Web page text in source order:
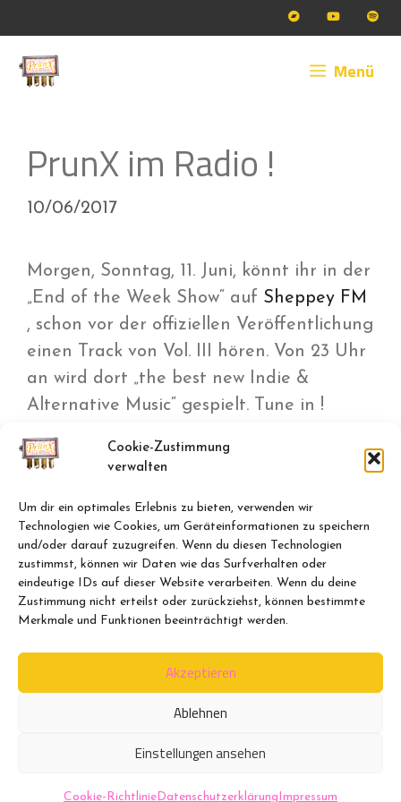
Cookie-Zustimmung
verwalten
Um dir ein optimales Erlebnis zu bieten, verwenden wir
Technologien wie Cookies, um Geräteinformationen zu speichern
und/oder darauf zuzugreifen. Wenn du diesen Technologien
zustimmst, können wir Daten wie das Surfverhalten oder
eindeutige IDs auf dieser Website verarbeiten. Wenn du deine
Zustimmung nicht erteilst oder zurückziehst, können bestimmte
Merkmale und Funktionen beeinträchtigt werden.
Akzeptieren
Ablehnen
Einstellungen ansehen
Cookie-RichtlinieDatenschutzerklärungImpressum
Inhalt
springen
Menü
PrunX im Radio !
10/06/2017
Morgen, Sonntag, 11. Juni, könnt ihr in der
„End of the Week Show“ auf Sheppey FM
, schon vor der offiziellen Veröffentlichung
einen Track von Vol. III hören. Von 23 Uhr
an wird dort „the best new Indie &
Alternative Music“ gespielt. Tune in !
Am Mittwoch, 14. Juni, sind wir dann auf
13 Uhr zu hören. „Two hours of music with
no waffle“
Wem das noch immer nicht genug war,
dem sei Graemes Podcast auf„Container
Datenschutzerklärung
Cookie-Richtlinie (EU)
© PrunX 2017 - 2026